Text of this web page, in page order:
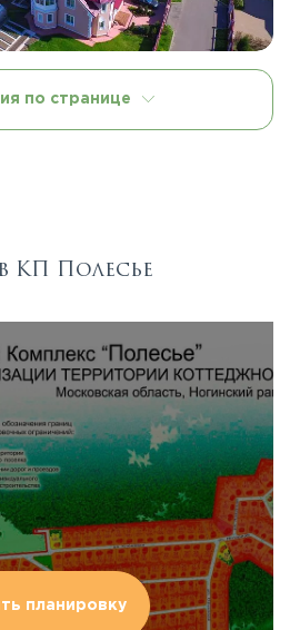
по странице
КП Полесье
планировку